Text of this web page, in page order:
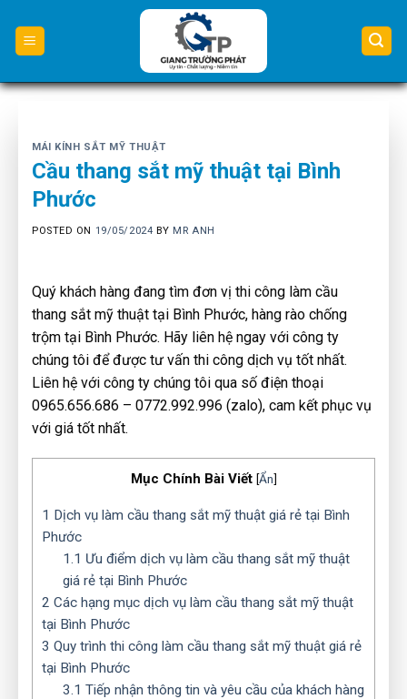
content
MÁI KÍNH SẮT MỸ THUẬT
Cầu thang sắt mỹ thuật tại Bình
Phước
POSTED ON 19/05/2024 BY MR ANH
Quý khách hàng đang tìm đơn vị thi công làm cầu
thang sắt mỹ thuật tại Bình Phước, hàng rào chống
trộm tại Bình Phước. Hãy liên hệ ngay với công ty
chúng tôi để được tư vấn thi công dịch vụ tốt nhất.
Liên hệ với công ty chúng tôi qua số điện thoại
0965.656.686 – 0772.992.996 (zalo), cam kết phục vụ
với giá tốt nhất.
Mục Chính Bài Viết [Ẩn]
1 Dịch vụ làm cầu thang sắt mỹ thuật giá rẻ tại Bình
Phước
1.1 Ưu điểm dịch vụ làm cầu thang sắt mỹ thuật
giá rẻ tại Bình Phước
2 Các hạng mục dịch vụ làm cầu thang sắt mỹ thuật
tại Bình Phước
3 Quy trình thi công làm cầu thang sắt mỹ thuật giá rẻ
tại Bình Phước
3.1 Tiếp nhận thông tin và yêu cầu của khách hàng